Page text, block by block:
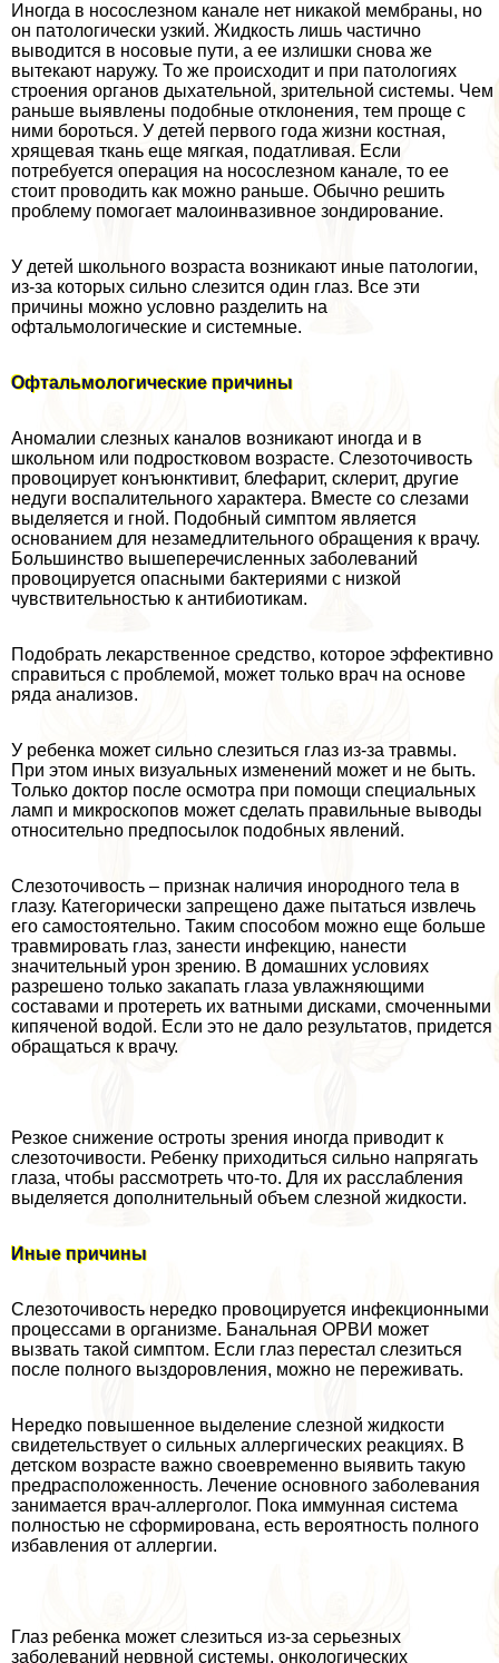
Иногда в носослезном канале нет никакой мембраны, но
он патологически узкий. Жидкость лишь частично
выводится в носовые пути, а ее излишки снова же
вытекают наружу. То же происходит и при патологиях
строения органов дыхательной, зрительной системы. Чем
раньше выявлены подобные отклонения, тем проще с
ними бороться. У детей первого года жизни костная,
хрящевая ткань еще мягкая, податливая. Если
потребуется операция на носослезном канале, то ее
стоит проводить как можно раньше. Обычно решить
проблему помогает малоинвазивное зондирование.
У детей школьного возраста возникают иные патологии,
из-за которых сильно слезится один глаз. Все эти
причины можно условно разделить на
офтальмологические и системные.
Офтальмологические причины
Аномалии слезных каналов возникают иногда и в
школьном или подростковом возрасте. Слезоточивость
провоцирует конъюнктивит, блефарит, склерит, другие
недуги воспалительного хаpaктера. Вместе со слезами
выделяется и гной. Подобный симптом является
основанием для незамедлительного обращения к врачу.
Большинство вышеперечисленных заболеваний
провоцируется опасными бактериями с низкой
чувствительностью к антибиотикам.
Подобрать лекарственное средство, которое эффективно
справиться с проблемой, может только врач на основе
ряда анализов.
У ребенка может сильно слезиться глаз из-за травмы.
При этом иных визуальных изменений может и не быть.
Только доктор после осмотра при помощи специальных
ламп и микроскопов может сделать правильные выводы
относительно предпосылок подобных явлений.
Слезоточивость – признак наличия инородного тела в
глазу. Категорически запрещено даже пытаться извлечь
его самостоятельно. Таким способом можно еще больше
травмировать глаз, занести инфекцию, нанести
значительный урон зрению. В домашних условиях
разрешено только закапать глаза увлажняющими
составами и протереть их ватными дисками, смоченными
кипяченой водой. Если это не дало результатов, придется
обращаться к врачу.
Резкое снижение остроты зрения иногда приводит к
слезоточивости. Ребенку приходиться сильно напрягать
глаза, чтобы рассмотреть что-то. Для их расслабления
выделяется дополнительный объем слезной жидкости.
Иные причины
Слезоточивость нередко провоцируется инфекционными
процессами в организме. Бaнaльная ОРВИ может
вызвать такой симптом. Если глаз перестал слезиться
после полного выздоровления, можно не переживать.
Нередко повышенное выделение слезной жидкости
свидетельствует о сильных аллергических реакциях. В
детском возрасте важно своевременно выявить такую
предрасположенность. Лечение основного заболевания
занимается врач-аллерголог. Пока иммунная система
полностью не сформирована, есть вероятность полного
избавления от аллергии.
Глаз ребенка может слезиться из-за серьезных
заболеваний нервной системы, oнкoлoгических